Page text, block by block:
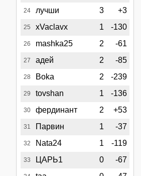
24 лучши 3 +3
25 xVaclavx 1 -130
26 mashka25 2 -61
27 адей 2 -85
28 Boka 2 -239
29 tovshan 1 -136
30 фердинант 2 +53
31 Парвин 1 -37
32 Nata24 1 -119
33 ЦАРЬ1 0 -67